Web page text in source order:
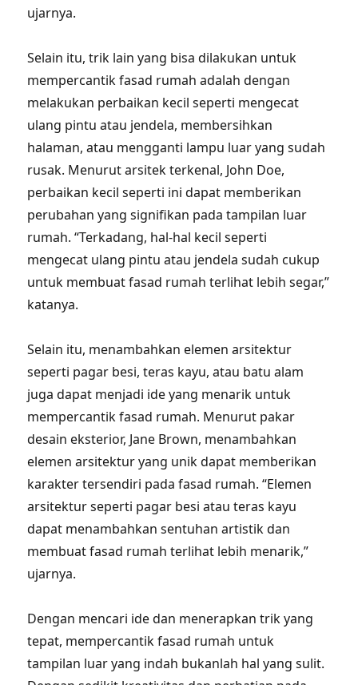
ujarnya.
Selain itu, trik lain yang bisa dilakukan untuk
mempercantik fasad rumah adalah dengan
melakukan perbaikan kecil seperti mengecat
ulang pintu atau jendela, membersihkan
halaman, atau mengganti lampu luar yang sudah
rusak. Menurut arsitek terkenal, John Doe,
perbaikan kecil seperti ini dapat memberikan
perubahan yang signifikan pada tampilan luar
rumah. “Terkadang, hal-hal kecil seperti
mengecat ulang pintu atau jendela sudah cukup
untuk membuat fasad rumah terlihat lebih segar,”
katanya.
Selain itu, menambahkan elemen arsitektur
seperti pagar besi, teras kayu, atau batu alam
juga dapat menjadi ide yang menarik untuk
mempercantik fasad rumah. Menurut pakar
desain eksterior, Jane Brown, menambahkan
elemen arsitektur yang unik dapat memberikan
karakter tersendiri pada fasad rumah. “Elemen
arsitektur seperti pagar besi atau teras kayu
dapat menambahkan sentuhan artistik dan
membuat fasad rumah terlihat lebih menarik,”
ujarnya.
Dengan mencari ide dan menerapkan trik yang
tepat, mempercantik fasad rumah untuk
tampilan luar yang indah bukanlah hal yang sulit.